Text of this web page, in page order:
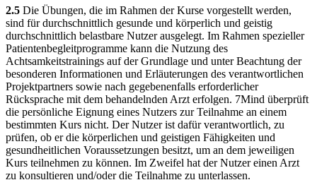
2.5 Die Übungen, die im Rahmen der Kurse vorgestellt werden,
sind für durchschnittlich gesunde und körperlich und geistig
durchschnittlich belastbare Nutzer ausgelegt. Im Rahmen spezieller
Patientenbegleitprogramme kann die Nutzung des
Achtsamkeitstrainings auf der Grundlage und unter Beachtung der
besonderen Informationen und Erläuterungen des verantwortlichen
Projektpartners sowie nach gegebenenfalls erforderlicher
Rücksprache mit dem behandelnden Arzt erfolgen. 7Mind überprüft
die persönliche Eignung eines Nutzers zur Teilnahme an einem
bestimmten Kurs nicht. Der Nutzer ist dafür verantwortlich, zu
prüfen, ob er die körperlichen und geistigen Fähigkeiten und
gesundheitlichen Voraussetzungen besitzt, um an dem jeweiligen
Kurs teilnehmen zu können. Im Zweifel hat der Nutzer einen Arzt
zu konsultieren und/oder die Teilnahme zu unterlassen.